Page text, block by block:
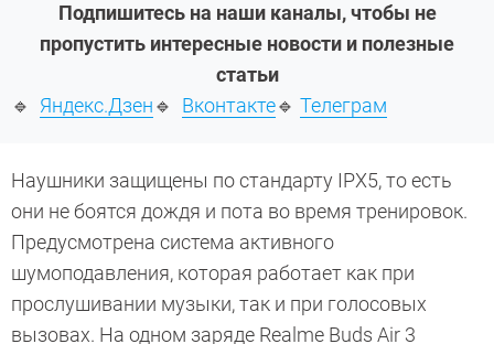
Подпишитесь на наши каналы, чтобы не
пропустить интересные новости и полезные
статьи
🔹 Яндекс.Дзен🔹 Вконтакте🔹 Телеграм
Наушники защищены по стандарту IPX5, то есть
они не боятся дождя и пота во время тренировок.
Предусмотрена система активного
шумоподавления, которая работает как при
прослушивании музыки, так и при голосовых
вызовах. На одном заряде Realme Buds Air 3